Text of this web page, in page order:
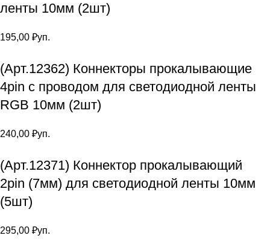
ленты 10мм (2шт)
195,00 ₽уп.
(Арт.12362) Коннекторы прокалывающие
4pin с проводом для светодиодной ленты
RGB 10мм (2шт)
240,00 ₽уп.
(Арт.12371) Коннектор прокалывающий
2pin (7мм) для светодиодной ленты 10мм
(5шт)
295,00 ₽уп.